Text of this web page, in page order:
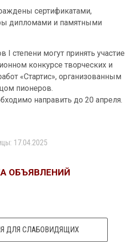
сертификатами,
дипломами и памятными
I степени могут принять участие
конкурсе творческих и
«Стартис», организованным
пионеров.
направить до 20 апреля.
17.04.2025
ОБЪЯВЛЕНИЙ
ДЛЯ СЛАБОВИДЯЩИХ